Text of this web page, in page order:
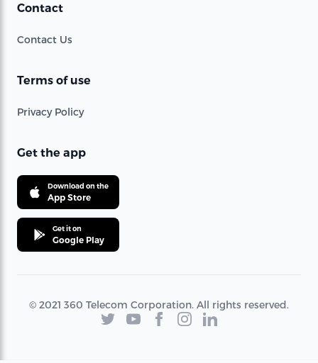
Contact
Contact Us
Terms of use
Privacy Policy
Get the app
Download on the
App Store
Get it on
Google Play
© 2021 360 Telecom Corporation. All rights reserved.